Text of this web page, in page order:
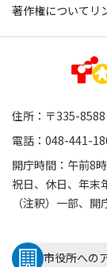
著作権について リ
住所：〒335-
電話：048-441-
開庁時間：午前8
祝日、休日、年末
（注釈）一部、
市役所への